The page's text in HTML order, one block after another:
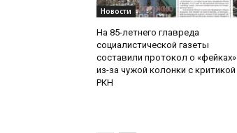
Новости
На 85-летнего главреда
социалистической газеты
составили протокол о «фейках»
из-за чужой колонки с критикой
РКН